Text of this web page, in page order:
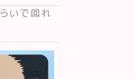
いで回れ